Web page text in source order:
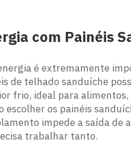
com Painéis
é extremamente
de telhado sanduíche
frio, ideal para
os painéis
impede a saída de
trabalhar tanto.